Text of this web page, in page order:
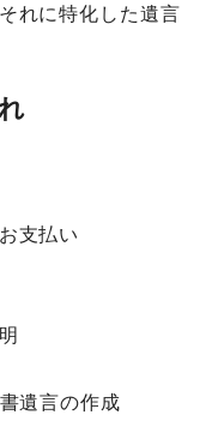
れに特化した遺言
支払い
遺言の作成